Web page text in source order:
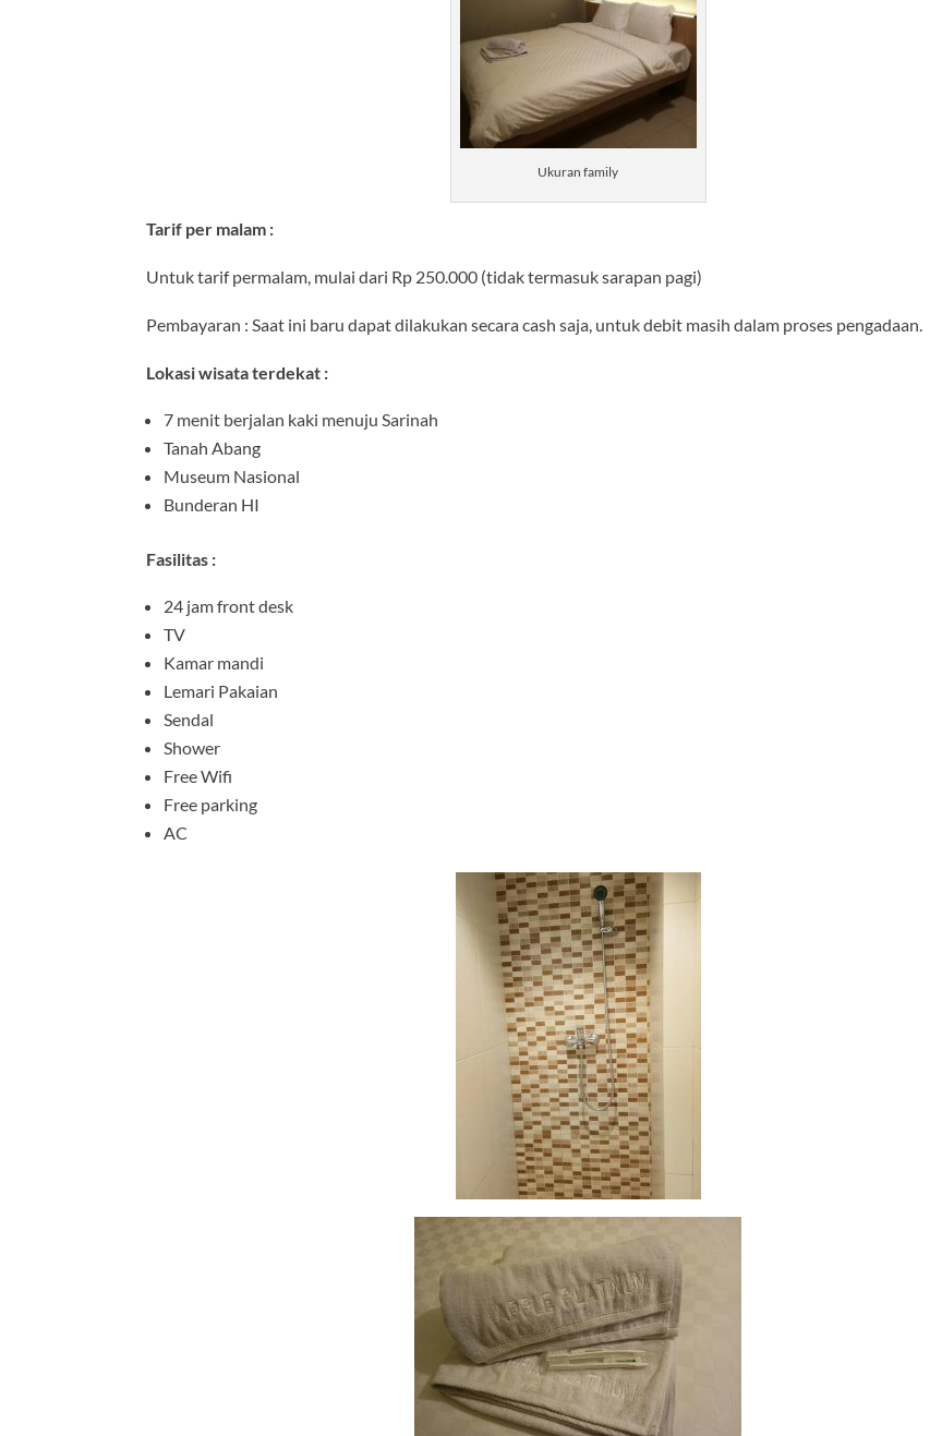
Ukuran family
Tarif per malam :
Untuk tarif permalam, mulai dari Rp 250.000 (tidak termasuk sarapan pagi)
Pembayaran : Saat ini baru dapat dilakukan secara cash saja, untuk debit masih dalam proses pengadaan.
Lokasi wisata terdekat :
7 menit berjalan kaki menuju Sarinah
Tanah Abang
Museum Nasional
Bunderan HI
Fasilitas :
24 jam front desk
TV
Kamar mandi
Lemari Pakaian
Sendal
Shower
Free Wifi
Free parking
AC